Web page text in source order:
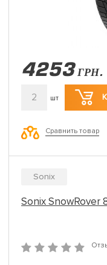
4253 ГРН.
2 шт
Сравнить товар
Sonix
Sonix SnowRover